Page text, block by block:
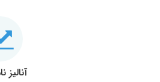
آنالیز